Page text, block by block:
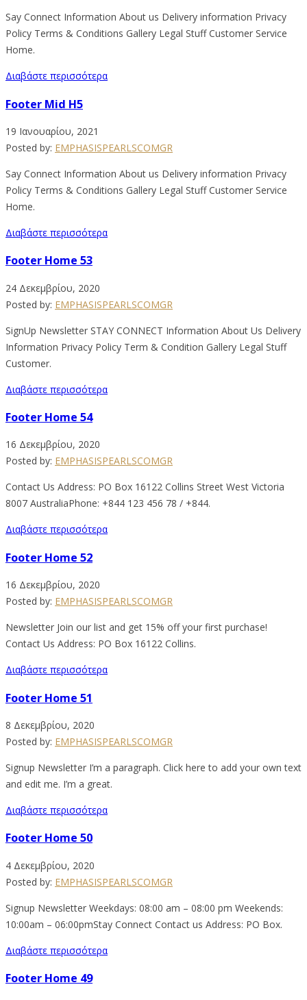
Say Connect Information About us Delivery information Privacy
Policy Terms & Conditions Gallery Legal Stuff Customer Service
Home.
Διαβάστε περισσότερα
Footer Mid H5
19 Ιανουαρίου, 2021
Posted by: EMPHASISPEARLSCOMGR
Say Connect Information About us Delivery information Privacy
Policy Terms & Conditions Gallery Legal Stuff Customer Service
Home.
Διαβάστε περισσότερα
Footer Home 53
24 Δεκεμβρίου, 2020
Posted by: EMPHASISPEARLSCOMGR
SignUp Newsletter STAY CONNECT Information About Us Delivery
Information Privacy Policy Term & Condition Gallery Legal Stuff
Customer.
Διαβάστε περισσότερα
Footer Home 54
16 Δεκεμβρίου, 2020
Posted by: EMPHASISPEARLSCOMGR
Contact Us Address: PO Box 16122 Collins Street West Victoria
8007 AustraliaPhone: +844 123 456 78 / +844.
Διαβάστε περισσότερα
Footer Home 52
16 Δεκεμβρίου, 2020
Posted by: EMPHASISPEARLSCOMGR
Newsletter Join our list and get 15% off your first purchase!
Contact Us Address: PO Box 16122 Collins.
Διαβάστε περισσότερα
Footer Home 51
8 Δεκεμβρίου, 2020
Posted by: EMPHASISPEARLSCOMGR
Signup Newsletter I’m a paragraph. Click here to add your own text
and edit me. I’m a great.
Διαβάστε περισσότερα
Footer Home 50
4 Δεκεμβρίου, 2020
Posted by: EMPHASISPEARLSCOMGR
Signup Newsletter Weekdays: 08:00 am – 08:00 pm Weekends:
10:00am – 06:00pmStay Connect Contact us Address: PO Box.
Διαβάστε περισσότερα
Footer Home 49